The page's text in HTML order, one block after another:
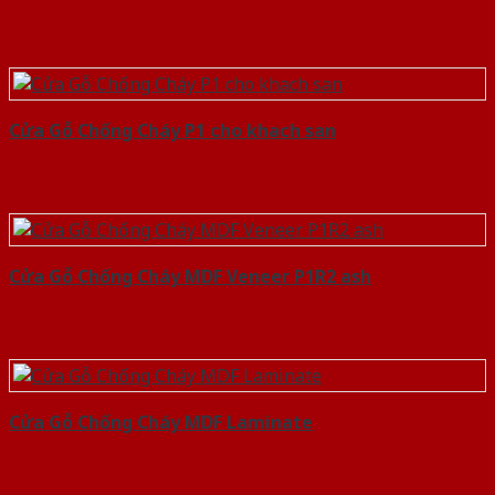
Cửa Gỗ Chống Cháy P1 cho khach san
Cửa Gỗ Chống Cháy MDF Veneer P1R2 ash
Cửa Gỗ Chống Cháy MDF Laminate